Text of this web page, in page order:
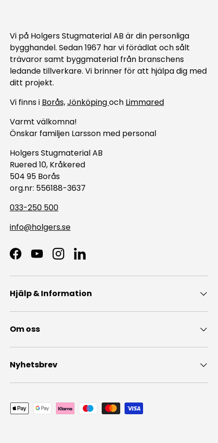
Vi på Holgers Stugmaterial AB är din personliga
bygghandel. Sedan 1967 har vi förädlat och sålt
trävaror samt byggmaterial från branschens
ledande tillverkare. Vi brinner för att hjälpa dig med
ditt projekt.
Vi finns i Borås,Jönköpingoch Limmared
Varmt välkomna!
Önskar familjen Larsson med personal
Holgers Stugmaterial AB
Ruered 10, Kråkered
504 95 Borås
org.nr: 556188-3637
033-250 500
info@holgers.se
Facebook
YouTubeInstagramLinkedIn
Hjälp & Information
Om oss
Nyhetsbrev
Accepterade betalningsmedel